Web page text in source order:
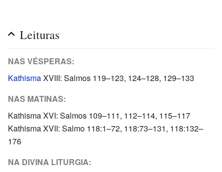
Leituras
NAS VÉSPERAS:
KathismaXVIII: Salmos 119–123, 124–128, 129–133
NAS MATINAS:
Kathisma XVI: Salmos 109–111, 112–114, 115–117
Kathisma XVII: Salmo 118:1–72, 118:73–131, 118:132–
176
NA DIVINA LITURGIA: